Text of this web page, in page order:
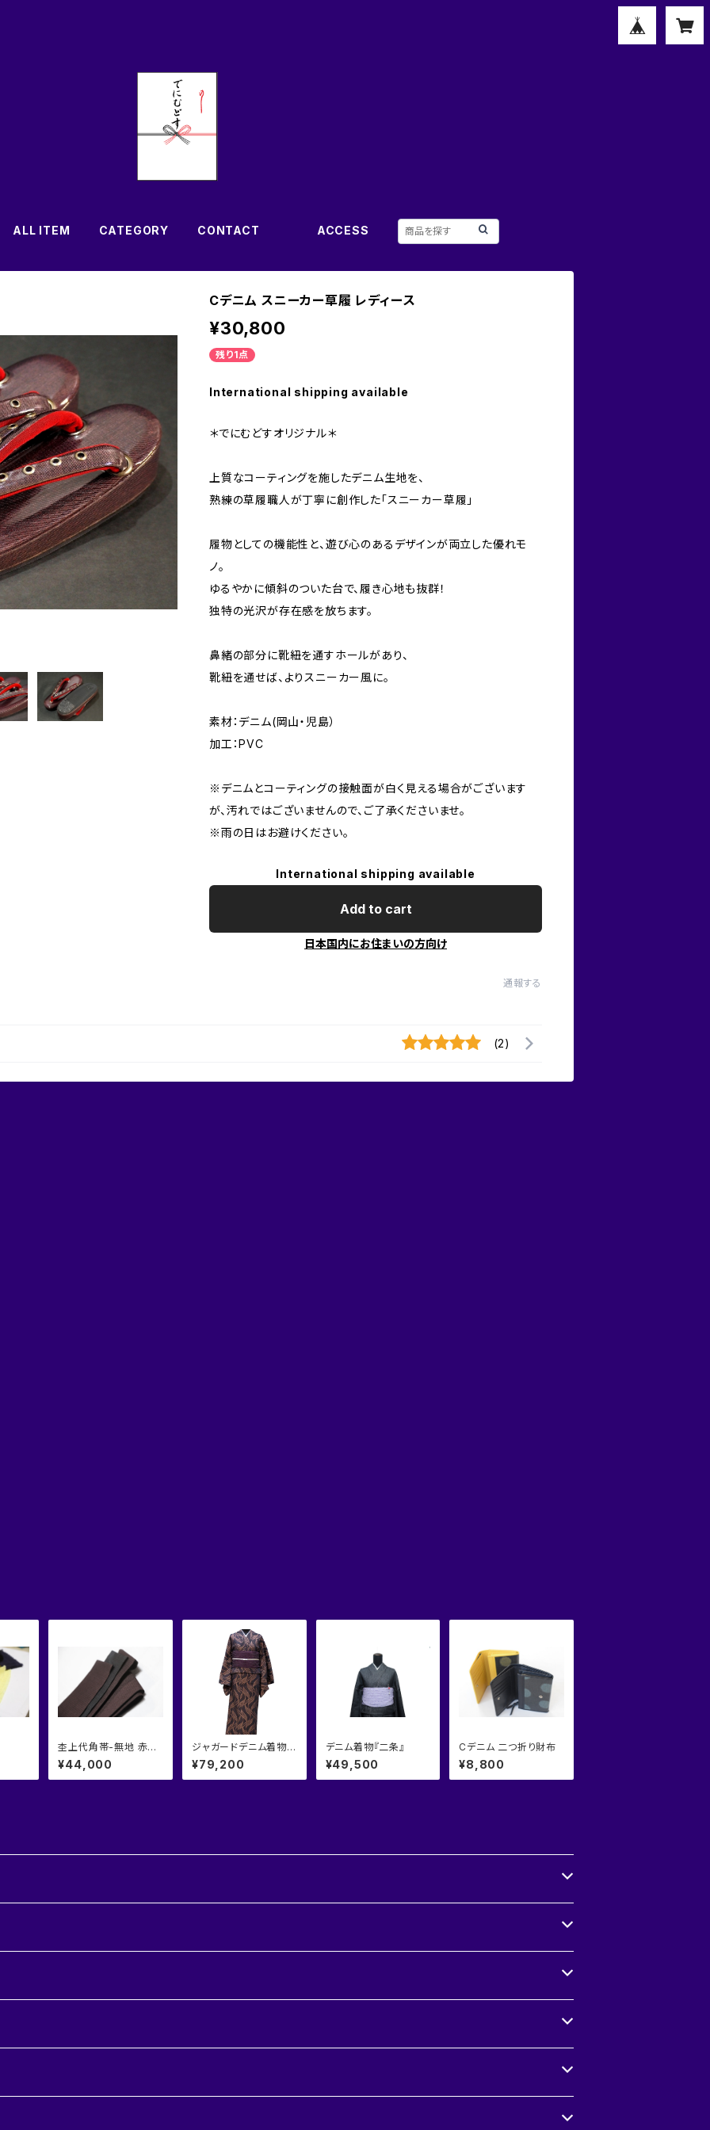
ALL ITEM CATEGORY CONTACT ACCESS
Cデニム スニーカー草履 レディース
¥30,800
残り1点
International shipping available
＊でにむどすオリジナル＊
上質なコーティングを施したデニム生地を、
熟練の草履職人が丁寧に創作した「スニーカー草履」
履物としての機能性と、遊び心のあるデザインが両立した優れモ
ノ。
ゆるやかに傾斜のついた台で、履き心地も抜群！
独特の光沢が存在感を放ちます。
鼻緒の部分に靴紐を通すホールがあり、
靴紐を通せば、よりスニーカー風に。
素材：デニム(岡山・児島）
加工：PVC
※デニムとコーティングの接触面が白く見える場合がございます
が、汚れではございませんので、ご了承くださいませ。
※雨の日はお避けください。
International shipping available
Add to cart
日本国内にお住まいの方向け
通報する
(2)
杢上代角帯-無地 赤×
黒
¥44,000
ジャガードデニム着物
『流曲線』
¥79,200
デニム着物『二条』
¥49,500
Cデニム 二つ折り財布
¥8,800